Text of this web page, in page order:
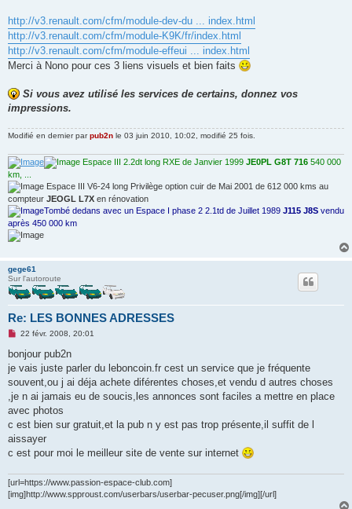
http://v3.renault.com/cfm/module-dev-du ... index.html
http://v3.renault.com/cfm/module-K9K/fr/index.html
http://v3.renault.com/cfm/module-effeui ... index.html
Merci à Nono pour ces 3 liens visuels et bien faits
Si vous avez utilisé les services de certains, donnez vos
impressions.
Modifié en dernier parpub2n le 03 juin 2010, 10:02, modifié 25 fois.
Espace III 2.2dt long RXE de Janvier 1999 JE0PL G8T 716 540 000
km, ...
Espace III V6-24 long Privilège option cuir de Mai 2001 de 612 000 kms au
compteur JEOGL L7X en rénovation
Tombé dedans avec un Espace I phase 2 2.1td de Juillet 1989 J115 J8S vendu
après 450 000 km
gege61
Sur l'autoroute
Re: LES BONNES ADRESSES
M
s
a
g
n
o
l
u
22 févr. 2008, 20:01
bonjour pub2n
je vais juste parler du leboncoin.fr cest un service que je fréquente
souvent,ou j ai déja achete diférentes choses,et vendu d autres choses
,je n ai jamais eu de soucis,les annonces sont faciles a mettre en place
avec photos
c est bien sur gratuit,et la pub n y est pas trop présente,il suffit de l
aissayer
c est pour moi le meilleur site de vente sur internet
[url=https://www.passion-espace-club.com]
[img]http://www.spproust.com/userbars/userbar-pecuser.png[/img][/url]